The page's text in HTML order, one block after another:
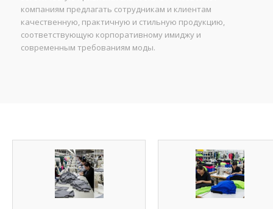
компаниям предлагать сотрудникам и клиентам
качественную, практичную и стильную продукцию,
соответствующую корпоративному имиджу и
современным требованиям моды.